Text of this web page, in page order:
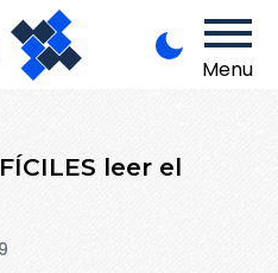
Menu
leer el